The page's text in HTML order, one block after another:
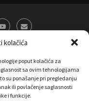
kolačića
poput kolačića za
sa ovim tehnologijama
su ponašanje pri pregledanju
ili povlačenje saglasnosti
i funkcije.